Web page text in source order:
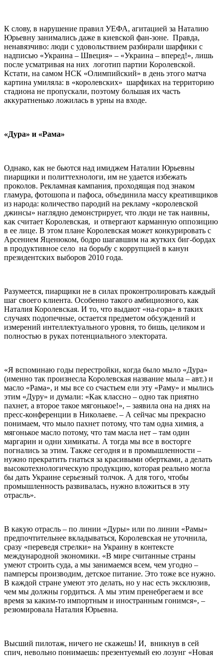
К слову, в нарушение правил УЕФА, агитацией за Наталию
Юрьевну занимались даже в киевской фан-зоне. Правда,
ненавязчиво: люди с удовольствием разбирали шарфики с
надписью «Украина – Швеция» – «Украина – вперед!», лишь
после усматривая на них логотип партии Королевской.
Кстати, на самом НСК «Олимпийский» в день этого матча
картина умиляла: в «королевских» шарфиках на территорию
стадиона не пропускали, поэтому большая их часть
аккуратненько ложилась в урны на входе.
«Дура» и «Рама»
Однако, как не бьются над имиджем Наталии Юрьевны
пиарщики и политтехнологи, им не удается избежать
проколов. Рекламная кампания, проходящая под знаком
гламура, фотошопа и пафоса, объединила массу креативщиков
из народа: количество пародий на рекламу «королевской
джинсы» наглядно демонстрирует, что люди не так наивны,
как считает Королевская, и отвергают карманную оппозицию
в ее лице. В этом плане Королевская может конкурировать с
Арсением Яценюком, бодро шагавшим на жутких биг-бордах
в продуктивное село на борьбу с коррупцией в канун
президентских выборов 2010 года.
Разумеется, пиарщики не в силах проконтролировать каждый
шаг своего клиента. Особенно такого амбициозного, как
Наталия Королевская. И то, что выдают «на-гора» в таких
случаях подопечные, остается предметом обсуждений и
измерений интеллектуального уровня, то бишь, целиком и
полностью в руках потенциального электората.
«Я вспоминаю годы перестройки, когда было мыло «Дура»
(именно так произнесла Королевская название мыла – авт.) и
масло «Рама», и мы все со счастьем ели эту «Раму» и мылись
этим «Дуру» и думали: «Как классно – одно так приятно
пахнет, а второе такое мягонькое!», – заявила она на днях на
пресс-конференции в Николаеве. – А сейчас мы прекрасно
понимаем, что мыло пахнет потому, что там одна химия, а
мягонькое масло потому, что там масла нет – там один
маргарин и одни химикаты. А тогда мы все в восторге
погнались за этим. Также сегодня и в промышленности –
нужно прекратить гнаться за красивыми обертками, а делать
высокотехнологическую продукцию, которая реально могла
бы дать Украине серьезный толчок. А для того, чтобы
промышленность развивалась, нужно вложиться в эту
отрасль».
В какую отрасль – по линии «Дуры» или по линии «Рамы»
предпочтительнее вкладываться, Королевская не уточнила,
сразу «переведя стрелки» на Украину в контексте
международной экономики. «В мире считанные страны
умеют cтроить суда, а мы занимаемся всем, чем угодно –
памперсы производим, детское питание. Это тоже все нужно.
В каждой стране умеют это делать, но у нас есть эксклюзив,
чем мы должны гордиться. А мы этим пренебрегаем и все
время за каким-то импортным и иностранным гонимся», –
резюмировала Наталия Юрьевна.
Высший пилотаж, ничего не скажешь! И, вникнув в сей
спич, невольно понимаешь: презентуемый ею лозунг «Новая